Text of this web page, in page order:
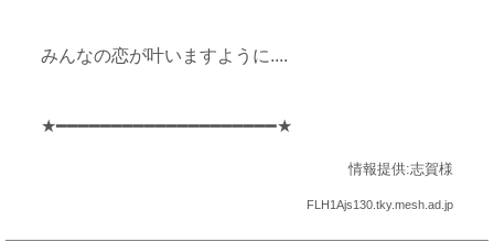
みんなの恋が叶いますように....
★━━━━━━━━━━━━━━━━━━━━★
情報提供:志賀様
FLH1Ajs130.tky.mesh.ad.jp